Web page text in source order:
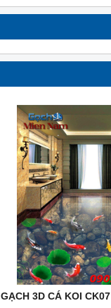
GẠCH 3D CÁ KOI CK07